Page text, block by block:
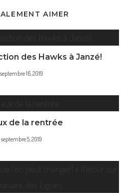
AIMER
des Hawks à Janzé!
septembre 16, 2019
de la rentrée
septembre 5, 2019